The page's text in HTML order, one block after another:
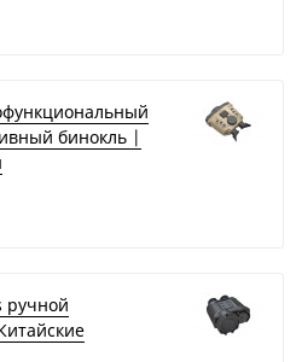
бинокль |
ручной